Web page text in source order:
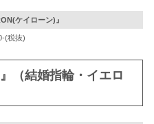
ケイローン)』
(税抜)
（結婚指輪・イエロ